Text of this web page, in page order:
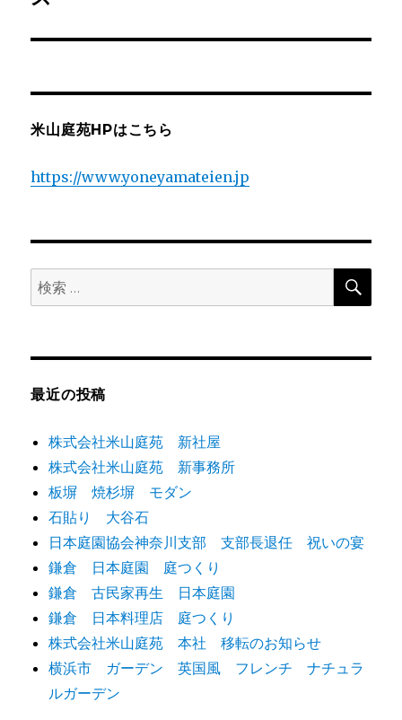
ー
シ
ン
稿:
米山庭苑HPはこちら
https://www.yoneyamateien.jp
検
索:
検
最近の投稿
株式会社米山庭苑 新社屋
株式会社米山庭苑 新事務所
板塀 焼杉塀 モダン
石貼り 大谷石
日本庭園協会神奈川支部 支部長退任 祝いの宴
鎌倉 日本庭園 庭つくり
鎌倉 古民家再生 日本庭園
鎌倉 日本料理店 庭つくり
株式会社米山庭苑 本社 移転のお知らせ
横浜市 ガーデン 英国風 フレンチ ナチュラ
ルガーデン